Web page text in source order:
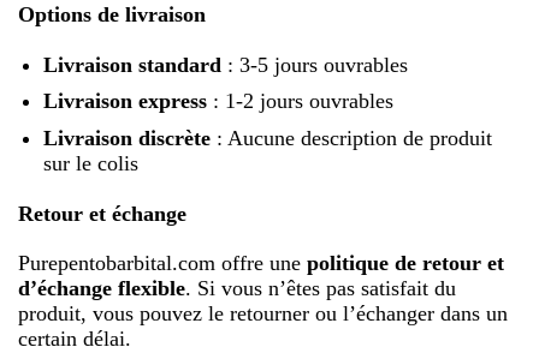
Options de livraison
Livraison standard : 3-5 jours ouvrables
Livraison express: 1-2 jours ouvrables
Livraison discrète: Aucune description de produit
sur le colis
Retour et échange
Purepentobarbital.com offre une politique de retour et
d’échange flexible. Si vous n’êtes pas satisfait du
produit, vous pouvez le retourner ou l’échanger dans un
certain délai.